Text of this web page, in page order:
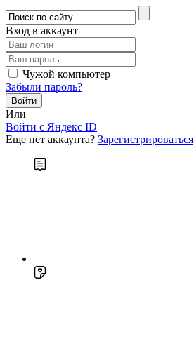
Вход в аккаунт
Чужой компьютер
Забыли пароль?
Или
Войти c Яндекс ID
Еще нет аккаунта? Зарегистрироваться